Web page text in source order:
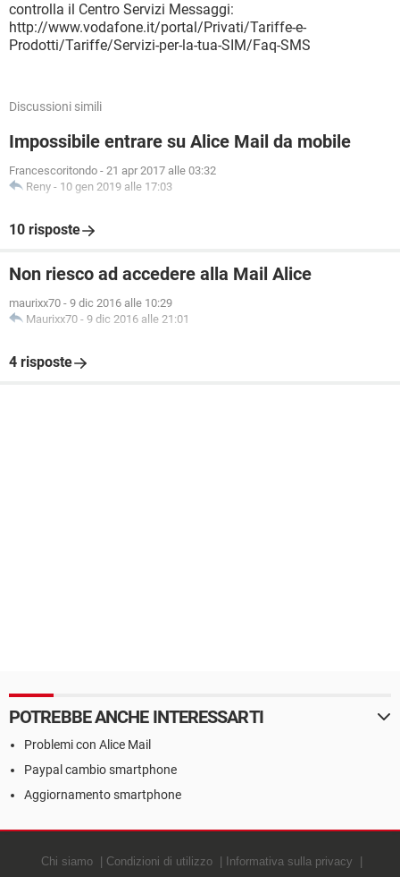
controlla il Centro Servizi Messaggi:
http://www.vodafone.it/portal/Privati/Tariffe-e-
Prodotti/Tariffe/Servizi-per-la-tua-SIM/Faq-SMS
Discussioni simili
Impossibile entrare su Alice Mail da mobile
Francescoritondo - 21 apr 2017 alle 03:32
Reny - 10 gen 2019 alle 17:03
10 risposte
Non riesco ad accedere alla Mail Alice
maurixx70 - 9 dic 2016 alle 10:29
Maurixx70 - 9 dic 2016 alle 21:01
4 risposte
POTREBBE ANCHE INTERESSARTI
Problemi con Alice Mail
Paypal cambio smartphone
Aggiornamento smartphone
Chi siamo Condizioni di utilizzo Informativa sulla privacy